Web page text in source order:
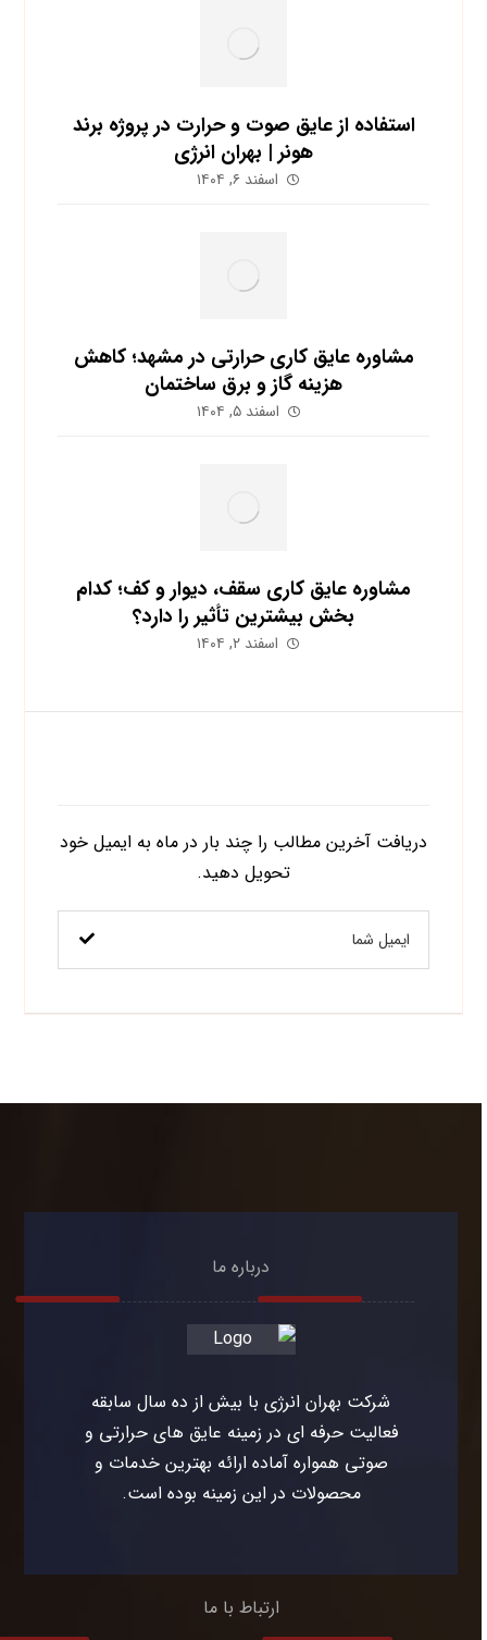
استفاده از عایق صوت و حرارت در پروژه برند
هونر | بهران انرژی
اسفند ۶, ۱۴۰۴
مشاوره عایق کاری حرارتی در مشهد؛ کاهش
هزینه گاز و برق ساختمان
اسفند ۵, ۱۴۰۴
مشاوره عایق کاری سقف، دیوار و کف؛ کدام
بخش بیشترین تأثیر را دارد؟
اسفند ۲, ۱۴۰۴
دریافت آخرین مطالب را چند بار در ماه به ایمیل خود
تحویل دهید.
درباره ما
شرکت بهران انرژی با بیش از ده سال سابقه
فعالیت حرفه ای در زمینه عایق های حرارتی و
صوتی همواره آماده ارائه بهترین خدمات و
محصولات در این زمینه بوده است.
ارتباط با ما